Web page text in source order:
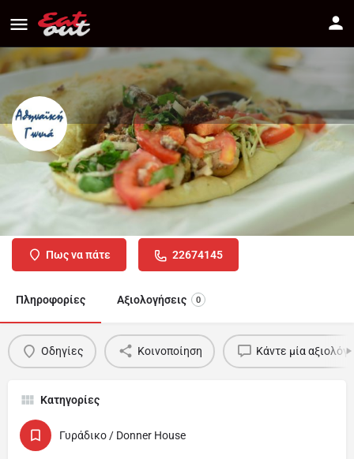
ΑΘΗΝΑΙΚΗ ΓΩΝΙΑ
Διεύθυνση
Dimou Herodotou 3, Nicosia (1.43 mi) Nicosia,
Πως να πάτε 22674145
Πληροφορίες Αξιολογήσεις 0
Οδηγίες Κοινοποίηση Κάντε μία
Κατηγορίες
Γυράδικο / Donner House